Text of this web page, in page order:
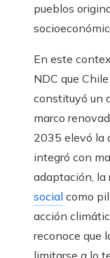
pueblos
En este
NDC que
constituyó un
marco
2035 elevó la
integró con
adaptación, la
social como
acción
reconoce que
limitarse a lo